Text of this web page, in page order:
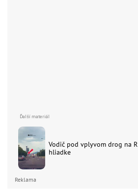
Vodič pod vplyvom drog na
hliadke
Reklama